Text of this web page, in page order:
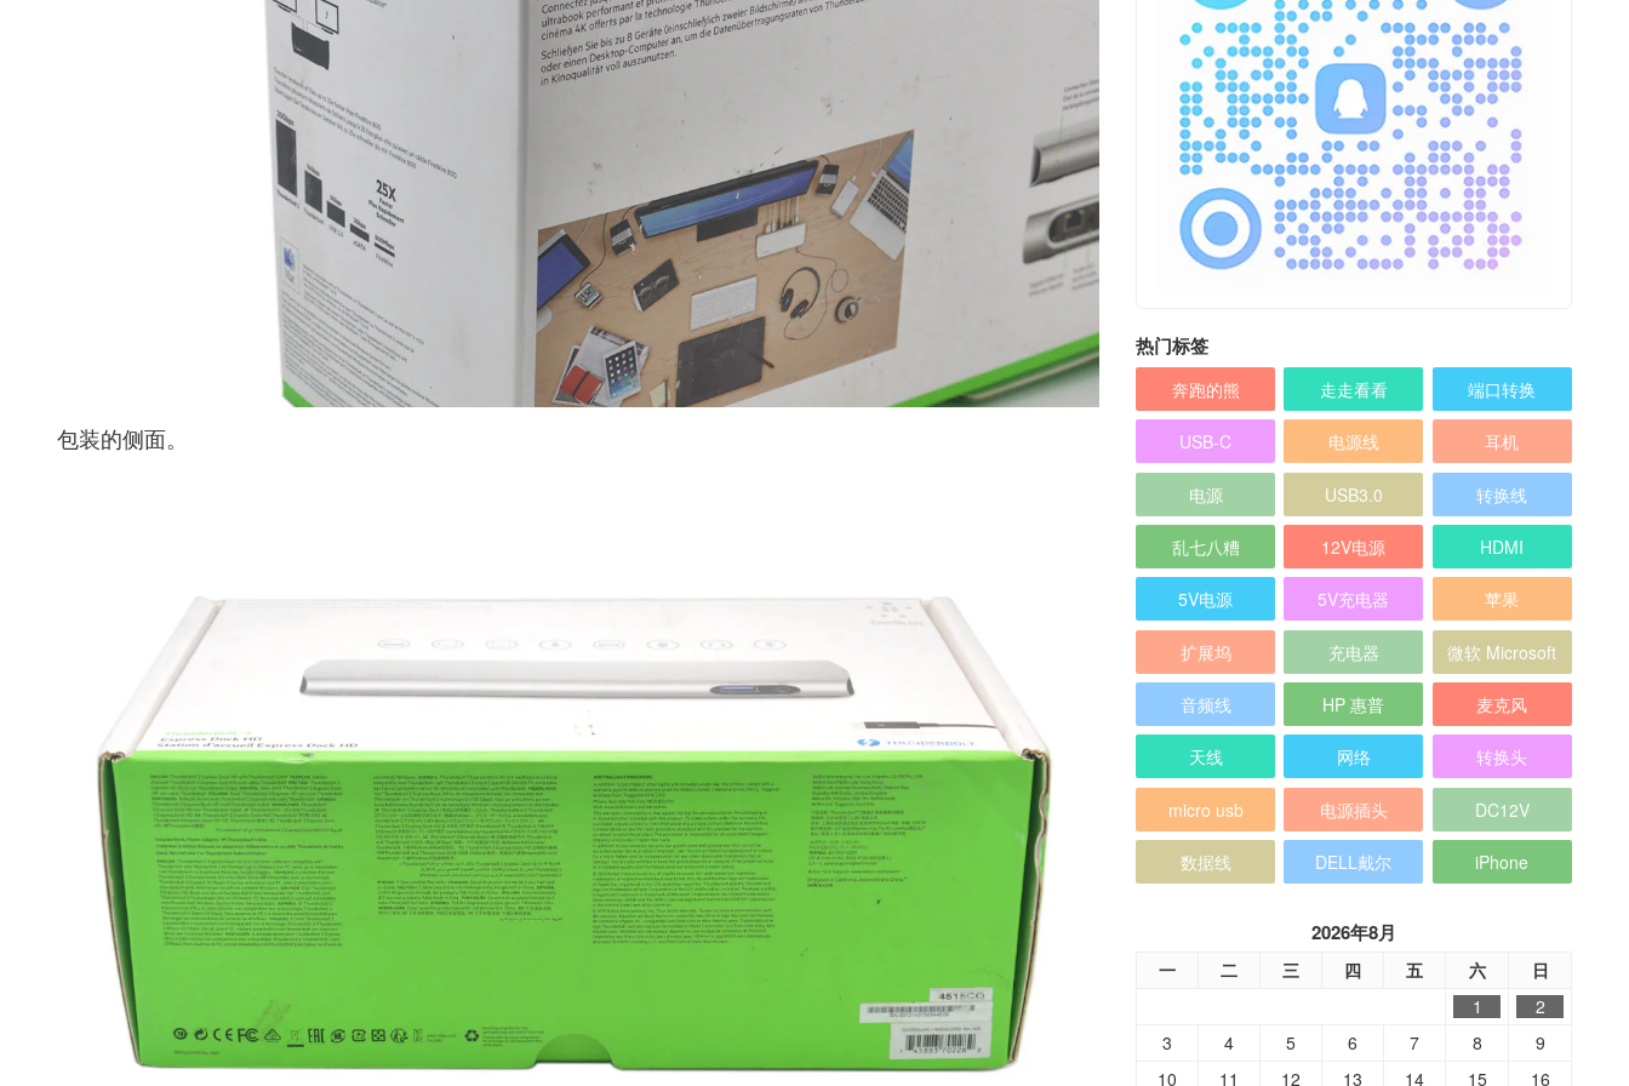
包装的侧面。
热门标签
奔跑的熊 走走看看 端口转换
USB-C 电源线 耳机
电源 USB3.0 转换线
乱七八糟 12V电源 HDMI
5V电源 5V充电器 苹果
扩展坞 充电器 微软 Microsoft
音频线 HP 惠普 麦克风
天线 网络 转换头
micro usb 电源插头 DC12V
数据线 DELL戴尔 iPhone
2026年8月
一 二 三 四 五 六
日
1
2
3
4 5 6 7 8
9
10
11 12 13 14 15 16